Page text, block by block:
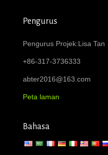
Pengurus
Pengurus Projek:Lisa Tan
+86-317-3736333
abter2016@163.com
Peta laman
Bahasa